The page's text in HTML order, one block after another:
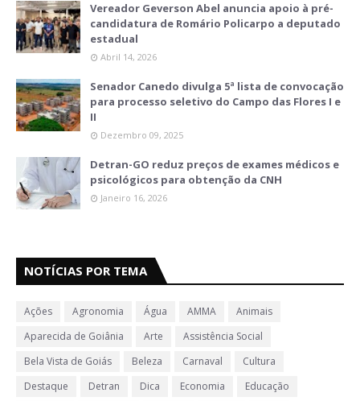
Vereador Geverson Abel anuncia apoio à pré-
candidatura de Romário Policarpo a deputado
estadual
Abril 14, 2026
Senador Canedo divulga 5ª lista de convocação
para processo seletivo do Campo das Flores I e
II
Dezembro 09, 2025
Detran-GO reduz preços de exames médicos e
psicológicos para obtenção da CNH
Janeiro 16, 2026
NOTÍCIAS POR TEMA
Ações Agronomia Água AMMA
Animais
Aparecida de Goiânia
Arte
Assistência Social
Bela Vista de Goiás
Beleza Carnaval
Cultura
Destaque
Detran Dica Economia
Educação